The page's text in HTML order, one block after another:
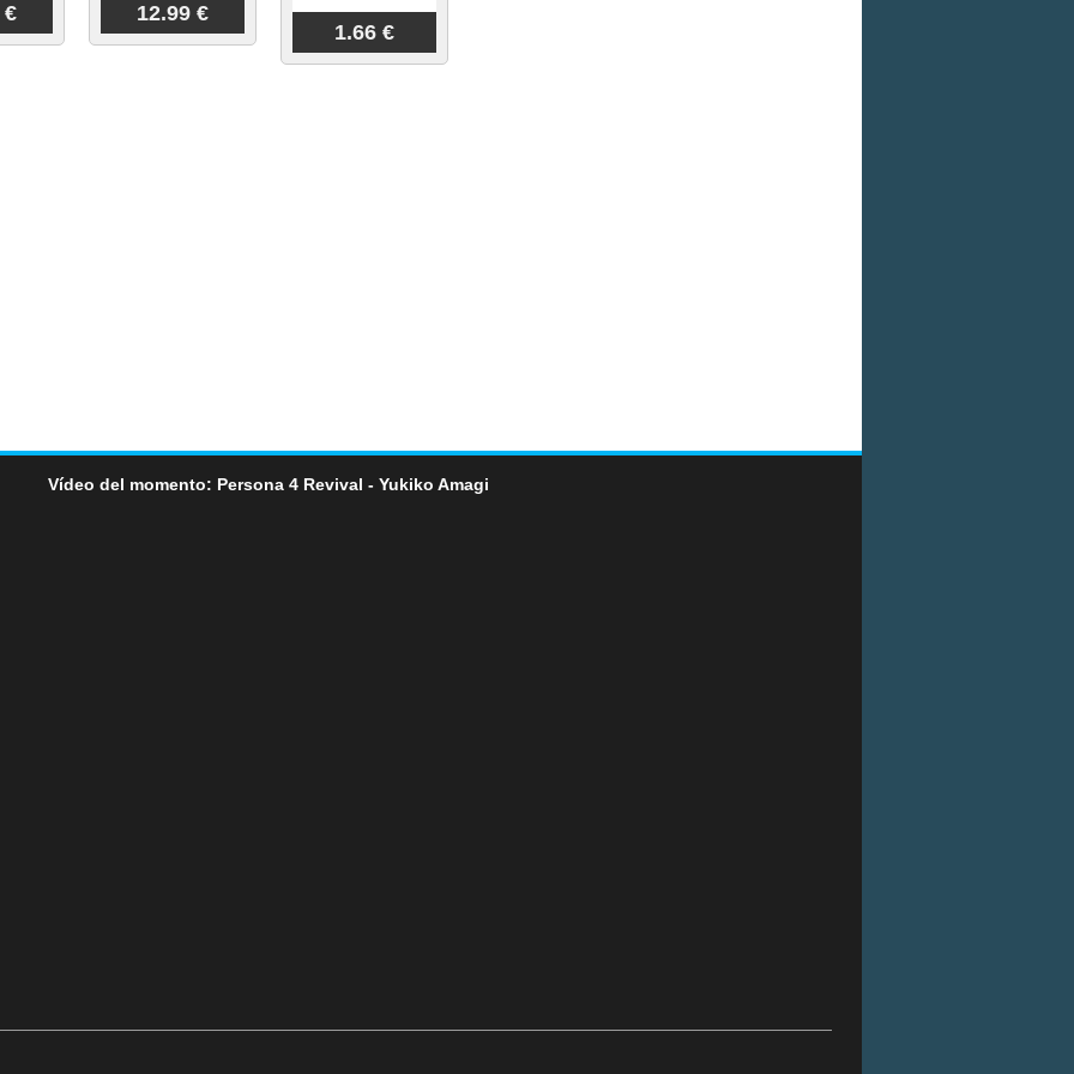
€ 12.99 €
1.66 €
Vídeo del momento: Persona 4 Revival - Yukiko Amagi